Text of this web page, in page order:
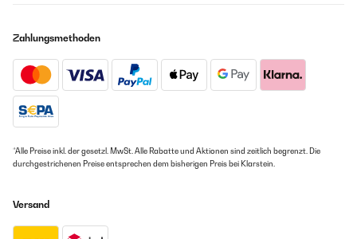
Zahlungsmethoden
*Alle Preise inkl. der gesetzl. MwSt. Alle Rabatte und Aktionen sind zeitlich begrenzt. Die
durchgestrichenen Preise entsprechen dem bisherigen Preis bei Klarstein.
Versand